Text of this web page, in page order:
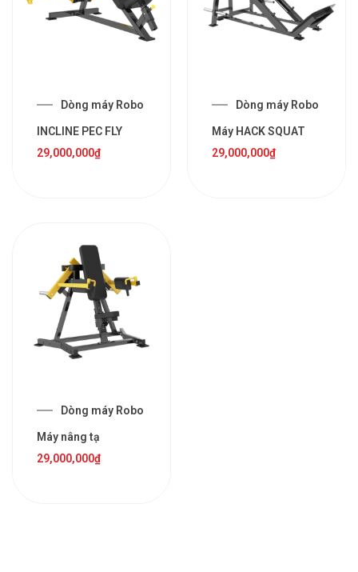
Dòng máy Robo
INCLINE PEC FLY
29,000,000₫
Dòng máy Robo
Máy HACK SQUAT
29,000,000₫
Dòng máy Robo
Máy nâng tạ
29,000,000₫